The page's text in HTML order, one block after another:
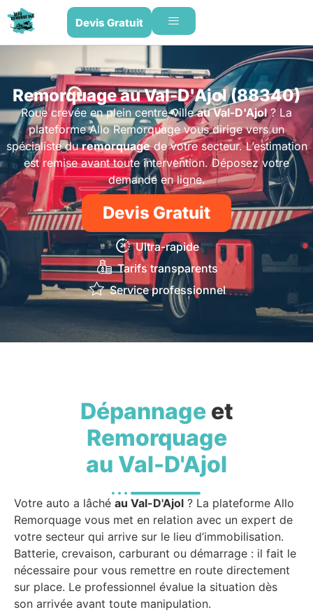
Devis Gratuit
Remorquage au Val-D'Ajol (88340)
Roue crevée en plein centre-villeau Val-D'Ajol? La
plateforme Allo Remorquage vous dirige vers un
spécialiste duremorquagede votre secteur. L’estimation
est remise avant toute intervention. Déposez votre
demande en ligne.
Devis Gratuit
Ultra-rapide
Tarifs transparents
Service professionnel
Dépannageet
Remorquage
au Val-D'Ajol
Votre auto a lâché au Val-D'Ajol ? La plateforme Allo
Remorquage vous met en relation avec un expert de
votre secteur qui arrive sur le lieu d’immobilisation.
Batterie, crevaison, carburant ou démarrage : il fait le
nécessaire pour vous remettre en route directement
sur place. Le professionnel évalue la situation dès
son arrivée avant toute manipulation.